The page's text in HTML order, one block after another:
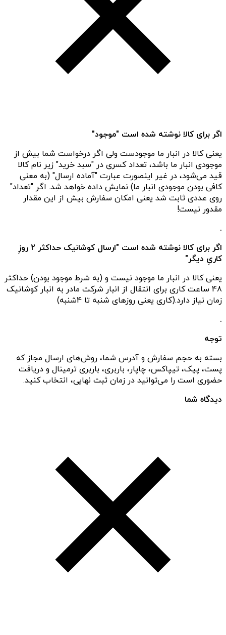
اگر برای کالا نوشته شده است "موجود"
یعنی کالا در انبار ما موجودست ولی اگر درخواست شما بیش از
موجودی انبار ما باشد، تعداد کسری در "سبد خرید" زیر نام کالا
قید می‌شود، در غیر اینصورت عبارت "آماده ارسال" (به معنی
کافی بودن موجودی انبار ما) نمایش داده خواهد شد. اگر "تعداد"
روی عددی ثابت شد یعنی امکان سفارش بیش از این مقدار
مقدور نیست!
.
اگر برای کالا نوشته شده است "ارسال کوشانیک حداکثر 2 روزِ
کاریِ دیگر"
یعنی کالا در انبار ما موجود نیست و (به شرط موجود بودن) حداکثر
48 ساعت کاری برای انتقال از انبار شرکت مادر به انبار کوشانیک
زمان نیاز دارد.(کاری یعنی روزهای شنبه تا 4شنبه)
.
توجه
بسته به حجم سفارش و آدرس شما، روش‌های ارسال مجاز که
پست، پیک، تیپاکس، چاپار، باربری، باربری ترمینال و دریافت
حضوری است را می‌توانید در زمان ثبت نهایی، انتخاب کنید.
دیدگاه شما